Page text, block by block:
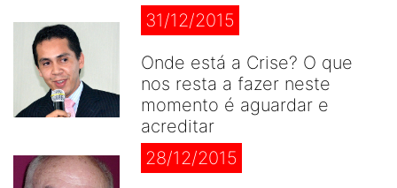
31/12/2015
Onde está a Crise? O que
nos resta a fazer neste
momento é aguardar e
acreditar
28/12/2015